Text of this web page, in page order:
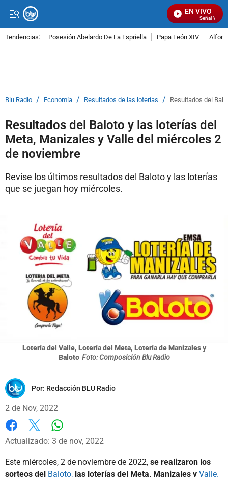
EN VIVO
Señal Visual
Tendencias: Posesión Abelardo De La Espriella Papa León XIV
Blu Radio / Economía / Resultados de las loterías / Resultados del
Resultados del Baloto y las loterías del
Meta, Manizales y Valle del miércoles 2
de noviembre
Revise los últimos resultados del Baloto y las loterías
que se juegan hoy miércoles.
Lotería del Valle, Lotería del Meta, Lotería de Manizales y
Baloto Foto: Composición Blu Radio
Por: Redacción BLU Radio
2 de Nov, 2022
Facebook
X
Actualizado: 3 de nov, 2022
Este miércoles, 2 de noviembre de 2022, se realizaron los
sorteos del Baloto, las loterías del Meta, Manizales y Valle.